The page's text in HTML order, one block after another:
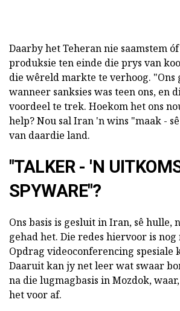
Daarby het Teheran nie saamstem
produksie ten einde die prys van
die wêreld markte te verhoog. "Ons
wanneer sanksies was teen ons, en
voordeel te trek. Hoekom het ons
help? Nou sal Iran 'n wins "maak -
van daardie land.
"TALKER - 'N
SPYWARE"?
Ons basis is gesluit in Iran, sê hulle,
gehad het. Die redes hiervoor is
Opdrag videoconferencing spesiale
Daaruit kan jy net leer wat swaar
na die lugmagbasis in Mozdok,
het voor af.